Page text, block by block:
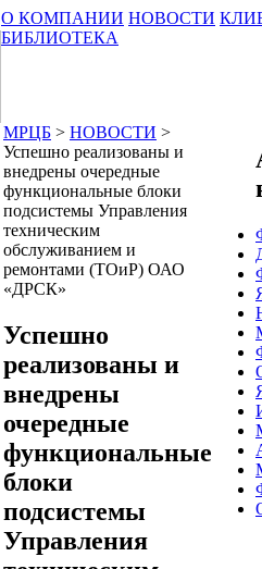
О КОМПАНИИ НОВОСТИ
БИБЛИОТЕКА
МРЦБ > НОВОСТИ >
Успешно реализованы и
внедрены очередные
функциональные блоки
подсистемы Управления
техническим
обслуживанием и
ремонтами (ТОиР) ОАО
«ДРСК»
Успешно
реализованы и
внедрены
очередные
функциональные
блоки
подсистемы
Управления